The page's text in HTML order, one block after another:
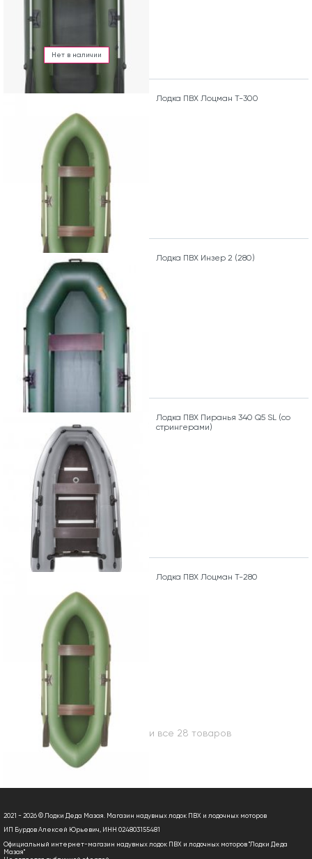
Нет в наличии
Лодка ПВХ Лоцман Т-300
Лодка ПВХ Инзер 2 (280)
Лодка ПВХ Пиранья 340 Q5 SL (со
стрингерами)
Лодка ПВХ Лоцман Т-280
Вы посмотрели все 28 товаров
2021 - 2026 © Лодки Деда Мазая. Магазин надувных лодок ПВХ и лодочных моторов
ИП Бурдов Алексей Юрьевич, ИНН 024803155481
Официальный интернет-магазин надувных лодок ПВХ и лодочных моторов "Лодки Деда
Мазая"